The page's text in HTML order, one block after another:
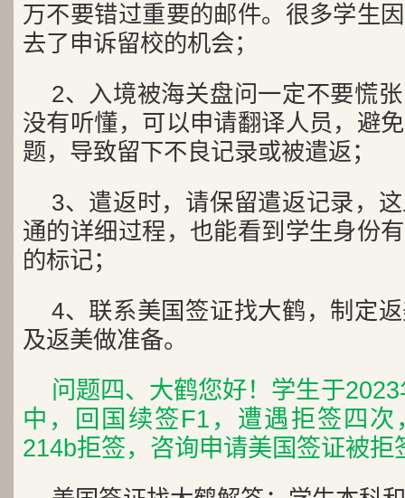
万不要错过重要的邮件。很多学生
去了申诉留校的机会；
2、入境被海关盘问一定不要慌
没有听懂，可以申请翻译人员，避
题，导致留下不良记录或被遣返；
3、遣返时，请保留遣返记录，
通的详细过程，也能看到学生身份
的标记；
4、联系美国签证找大鹤，制定
及返美做准备。
问题四、大鹤您好！学生于
中，回国续签F1，遭遇拒签四次
214b拒签，咨询申请美国签证被拒